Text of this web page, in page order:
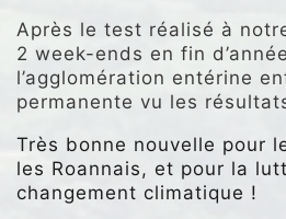
Après le test réalisé à
2 week-ends en fin
l’agglomération entérine
permanente vu les
Très bonne nouvelle pour
les Roannais, et pour la
changement climatique !